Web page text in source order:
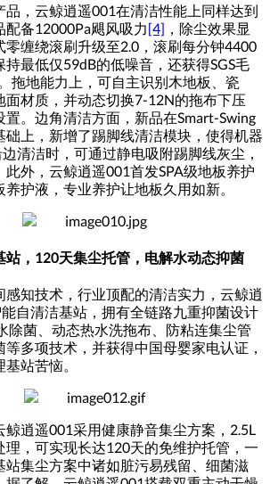
品，云鲸逍遥001在清洁性能上同样达到
配备12000Pa飓风吸力[4] ，除尘效果显
零缠绕滚刷升级至2.0 ，滚刷每分钟4400
持最低仅59dB的低噪音，还获得SGS毛
拖地能力上，可自主识别木地板、瓷
面材质，并动态切换7-12N的拖布下压
置。边角清洁方面，新品在Smart-Swing
础上，新增了踢脚线清洁模块，使得机器
清洁时，可通过静电吸附踢脚线灰尘，
此外，云鲸逍遥001首发SPA级地板养护
护液，专业养护让地板久用如新。
， 120天集尘托管，电解水动态抑菌
感知技术，行业顶配的清洁实力，云鲸逍
自清洁基站，拥有全链路九重抑菌设计
除菌、动态热水洗拖布、防粘连集尘管
多项技术，并获得中国母婴家电认证，
站苦恼。
鲸逍遥001采用健康静音集尘方案， 2.5L
理，可实现长达120天的免维护托管，一
站集尘方案中诸如脏污易残留、细菌滋